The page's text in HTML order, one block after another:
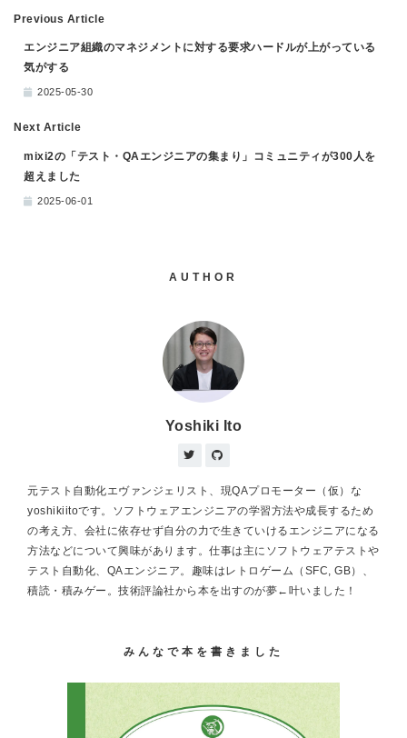
Previous Article
エンジニア組織のマネジメントに対する要求ハードルが上がっている
気がする
2025-05-30
Next Article
mixi2の「テスト・QAエンジニアの集まり」コミュニティが300人を
超えました
2025-06-01
AUTHOR
Yoshiki Ito
元テスト自動化エヴァンジェリスト、現QAプロモーター（仮）な
yoshikiitoです。ソフトウェアエンジニアの学習方法や成長するため
の考え方、会社に依存せず自分の力で生きていけるエンジニアになる
方法などについて興味があります。仕事は主にソフトウェアテストや
テスト自動化、QAエンジニア。趣味はレトロゲーム（SFC, GB）、
積読・積みゲー。技術評論社から本を出すのが夢←叶いました！
みんなで本を書きました